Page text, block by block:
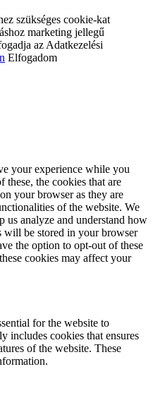
szükséges cookie-kat
marketing jellegű
az Adatkezelési
Elfogadom
your experience while you
these, the cookies that are
your browser as they are
of the website. We
us analyze and understand how
will be stored in your browser
the option to opt-out of these
cookies may affect your
for the website to
includes cookies that ensures
of the website. These